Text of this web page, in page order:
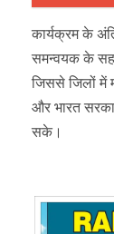
कार्यक्रम के
समन्वयक के
जिससे जिलों में
और भारत
सके।